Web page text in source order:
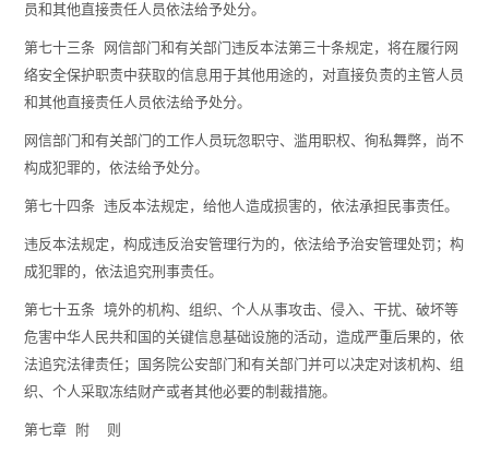
员和其他直接责任人员依法给予处分。
第七十三条 网信部门和有关部门违反本法第三十条规定，将在履行网
络安全保护职责中获取的信息用于其他用途的，对直接负责的主管人员
和其他直接责任人员依法给予处分。
网信部门和有关部门的工作人员玩忽职守、滥用职权、徇私舞弊，尚不
构成犯罪的，依法给予处分。
第七十四条 违反本法规定，给他人造成损害的，依法承担民事责任。
违反本法规定，构成违反治安管理行为的，依法给予治安管理处罚；构
成犯罪的，依法追究刑事责任。
第七十五条 境外的机构、组织、个人从事攻击、侵入、干扰、破坏等
危害中华人民共和国的关键信息基础设施的活动，造成严重后果的，依
法追究法律责任；国务院公安部门和有关部门并可以决定对该机构、组
织、个人采取冻结财产或者其他必要的制裁措施。
第七章 附 则